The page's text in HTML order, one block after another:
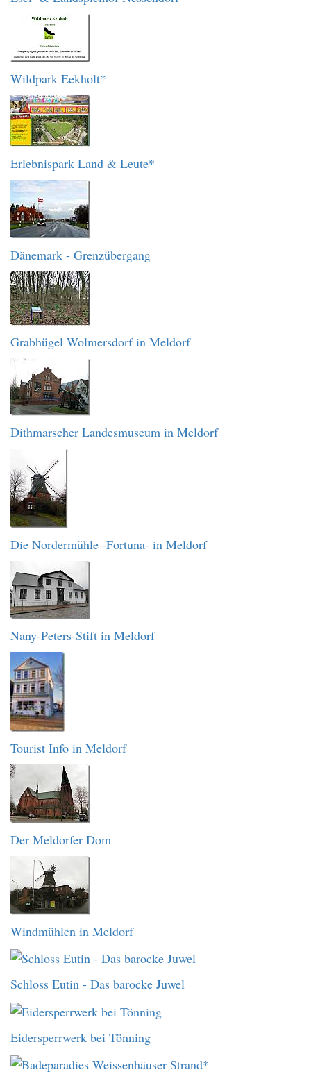
Wildpark Eekholt*
Erlebnispark Land & Leute*
Dänemark - Grenzübergang
Grabhügel Wolmersdorf in Meldorf
Dithmarscher Landesmuseum in Meldorf
Die Nordermühle -Fortuna- in Meldorf
Nany-Peters-Stift in Meldorf
Tourist Info in Meldorf
Der Meldorfer Dom
Windmühlen in Meldorf
Schloss Eutin - Das barocke Juwel
Eidersperrwerk bei Tönning